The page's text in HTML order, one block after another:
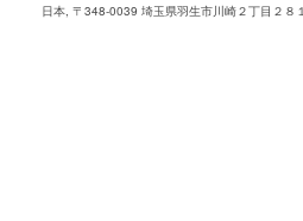
日本, 〒348-0039 埼玉県羽生市川崎２丁目２８